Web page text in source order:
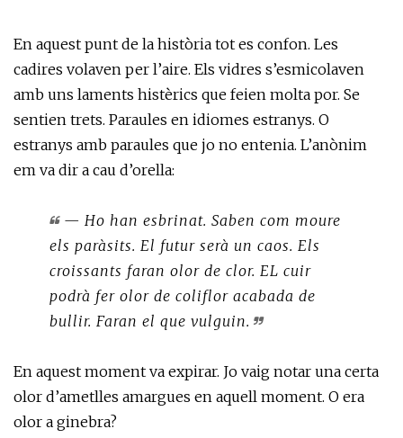
En aquest punt de la història tot es confon. Les
cadires volaven per l’aire. Els vidres s’esmicolaven
amb uns laments histèrics que feien molta por. Se
sentien trets. Paraules en idiomes estranys. O
estranys amb paraules que jo no entenia. L’anònim
em va dir a cau d’orella:
— Ho han esbrinat. Saben com moure
els paràsits. El futur serà un caos. Els
croissants faran olor de clor. EL cuir
podrà fer olor de coliflor acabada de
bullir. Faran el que vulguin.
En aquest moment va expirar. Jo vaig notar una certa
olor d’ametlles amargues en aquell moment. O era
olor a ginebra?